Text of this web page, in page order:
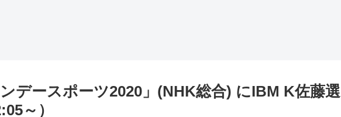
デースポーツ2020」(NHK総合) にIBM K佐藤選
～）